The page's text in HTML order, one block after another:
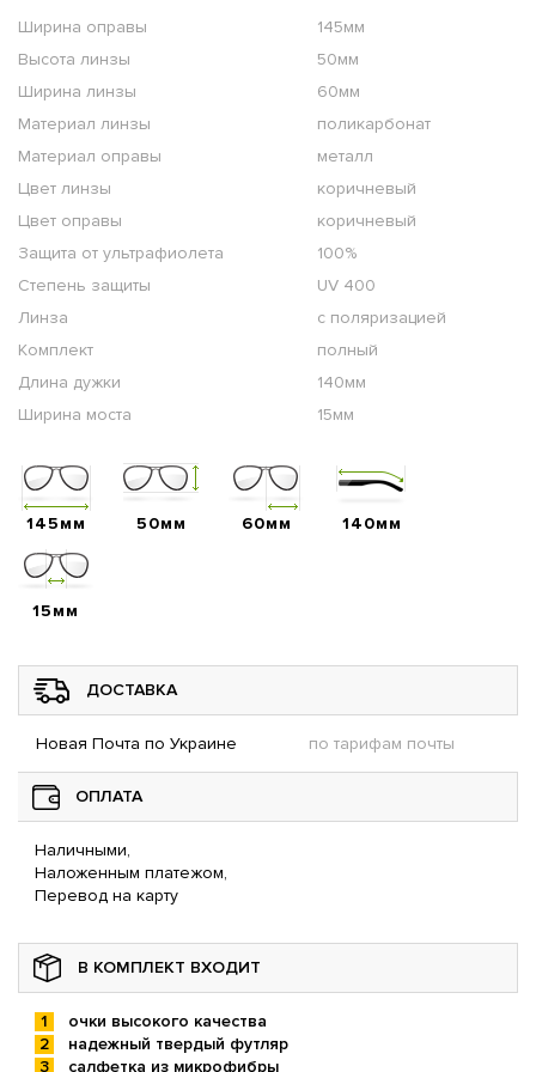
Ширина оправы
145мм
Высота линзы
50мм
Ширина линзы
60мм
Материал линзы
поликарбонат
Материал оправы
металл
Цвет линзы
коричневый
Цвет оправы
коричневый
Защита от ультрафиолета
100%
Степень защиты
UV 400
Линза
с поляризацией
Комплект
полный
Длина дужки
140мм
Ширина моста
15мм
145мм 50мм 60мм 140мм
15мм
ДОСТАВКА
Новая Почта по Украине по тарифам почты
ОПЛАТА
Наличными,
Наложенным платежом,
Перевод на карту
В КОМПЛЕКТ ВХОДИТ
очки высокого качества
надежный твердый футляр
салфетка из микрофибры